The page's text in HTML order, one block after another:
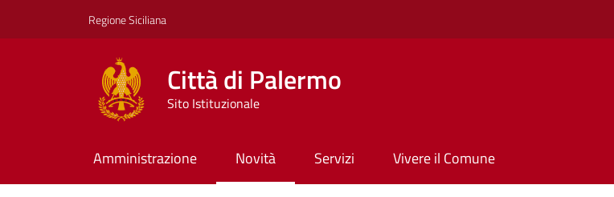
Regione Siciliana
Città di Palermo
Sito Istituzionale
Amministrazione Novità Servizi Vivere il Comune